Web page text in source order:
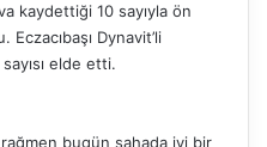
kaydettiği 10 sayıyla ön
Dynavit’li
elde etti.
bugün sahada iyi bir